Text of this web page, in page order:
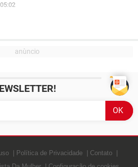
Política de Privacidade
Contato